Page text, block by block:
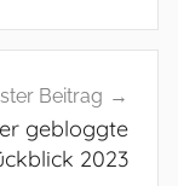
Beitrag
gebloggte
2023